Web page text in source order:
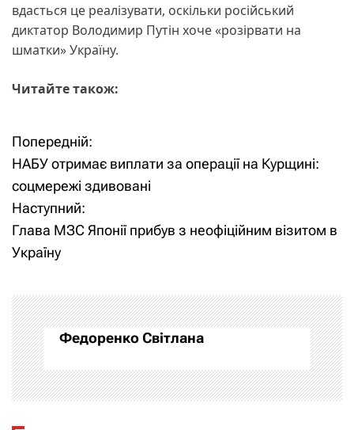
вдасться це реалізувати, оскільки російський
диктатор Володимир Путін хоче «розірвати на
шматки» Україну.
Читайте також:
Н
а
в
і
а
ц
і
Попередній:
НАБУ отримає виплати за операції на Курщині:
соцмережі здивовані
Наступний:
Глава МЗС Японії прибув з неофіційним візитом в
Україну
Федоренко Світлана